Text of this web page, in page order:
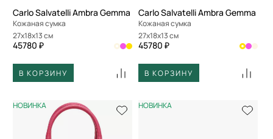
Carlo Salvatelli Ambra Gemma
Кожаная сумка
27x18x13 см
45780 ₽
В КОРЗИНУ
Carlo Salvatelli Ambra Gemma
Кожаная сумка
27x18x13 см
45780 ₽
В КОРЗИНУ
НОВИНКА НОВИНКА